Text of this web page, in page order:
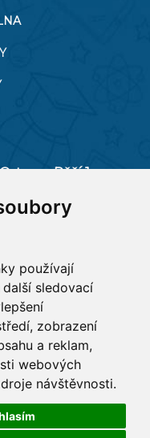
používají
sledovací
zobrazení
a reklam,
webových
návštěvnosti.
Pěší 1
Muglinov